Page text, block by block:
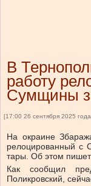
В
работу
Сумщины
[17:00 26 сентября 2025 года
На окраине
релоцированный с
тары. Об этом пишет
Как сообщил
Поликровский,